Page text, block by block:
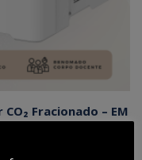
Fracionado – EM